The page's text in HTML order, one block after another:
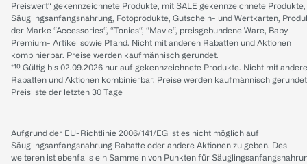
Preiswert“ gekennzeichnete Produkte, mit SALE gekennzeichnete Produkte,
Säuglingsanfangsnahrung, Fotoprodukte, Gutschein- und Wertkarten,
der Marke “Accessories“, “Tonies“, “Mavie“, preisgebundene Ware, Baby
Premium- Artikel sowie Pfand. Nicht mit anderen Rabatten und Aktionen
kombinierbar. Preise werden kaufmännisch gerundet.
*¹⁰ Gültig bis 02.09.2026 nur auf gekennzeichnete Produkte. Nicht mit
Rabatten und Aktionen kombinierbar. Preise werden kaufmännisch
Preisliste der letzten 30 Tage
Aufgrund der EU-Richtlinie 2006/141/EG ist es nicht möglich auf
Säuglingsanfangsnahrung Rabatte oder andere Aktionen zu geben. Des
weiteren ist ebenfalls ein Sammeln von Punkten für